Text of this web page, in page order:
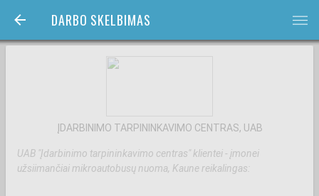
DARBO SKELBIMAS bars
ĮDARBINIMO TARPININKAVIMO CENTRAS, UAB
UAB "Įdarbinimo tarpininkavimo centras" klientei - įmonei
užsiimančiai mikroautobusų nuoma, Kaune reikalingas: